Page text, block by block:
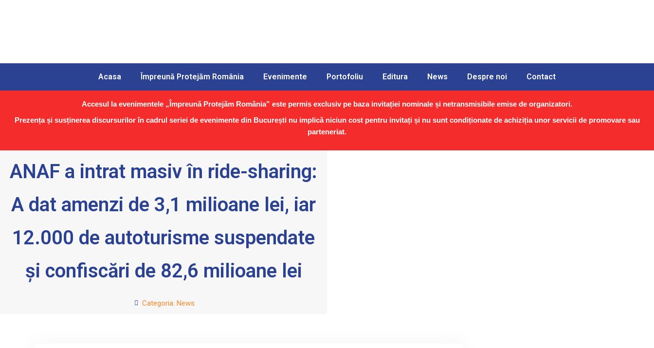
Acasa Împreună Protejăm România Evenimente Portofoliu Editura News Despre noi Contact
Accesul la evenimentele „Împreună Protejăm România” este permis exclusiv pe baza invitației nominale și netransmisibile emise de organizatori.
Prezența și susținerea discursurilor în cadrul seriei de evenimente din București nu implică niciun cost pentru invitați și nu sunt condiționate de achiziția unor servicii de promovare sau
parteneriat.
ANAF a intrat masiv în ride-sharing:
A dat amenzi de 3,1 milioane lei, iar
12.000 de autoturisme suspendate
şi confiscări de 82,6 milioane lei
Categoria: News